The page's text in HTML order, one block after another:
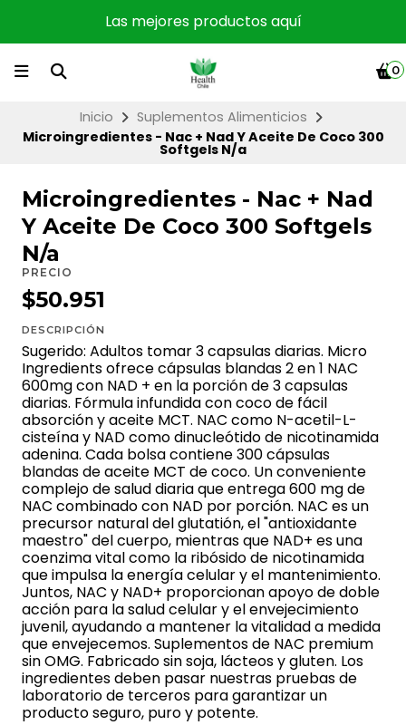
Las mejores productos aquí
0
Inicio
Suplementos Alimenticios
Microingredientes - Nac + Nad Y Aceite De Coco 300
Softgels N/a
Microingredientes - Nac + Nad
Y Aceite De Coco 300 Softgels
N/a
PRECIO
$50.951
DESCRIPCIÓN
Sugerido: Adultos tomar 3 capsulas diarias. Micro
Ingredients ofrece cápsulas blandas 2 en 1 NAC
600mg con NAD + en la porción de 3 capsulas
diarias. Fórmula infundida con coco de fácil
absorción y aceite MCT. NAC como N-acetil-L-
cisteína y NAD como dinucleótido de nicotinamida
adenina. Cada bolsa contiene 300 cápsulas
blandas de aceite MCT de coco. Un conveniente
complejo de salud diaria que entrega 600 mg de
NAC combinado con NAD por porción. NAC es un
precursor natural del glutatión, el "antioxidante
maestro" del cuerpo, mientras que NAD+ es una
coenzima vital como la ribósido de nicotinamida
que impulsa la energía celular y el mantenimiento.
Juntos, NAC y NAD+ proporcionan apoyo de doble
acción para la salud celular y el envejecimiento
juvenil, ayudando a mantener la vitalidad a medida
que envejecemos. Suplementos de NAC premium
sin OMG. Fabricado sin soja, lácteos y gluten. Los
ingredientes deben pasar nuestras pruebas de
laboratorio de terceros para garantizar un
producto seguro, puro y potente.